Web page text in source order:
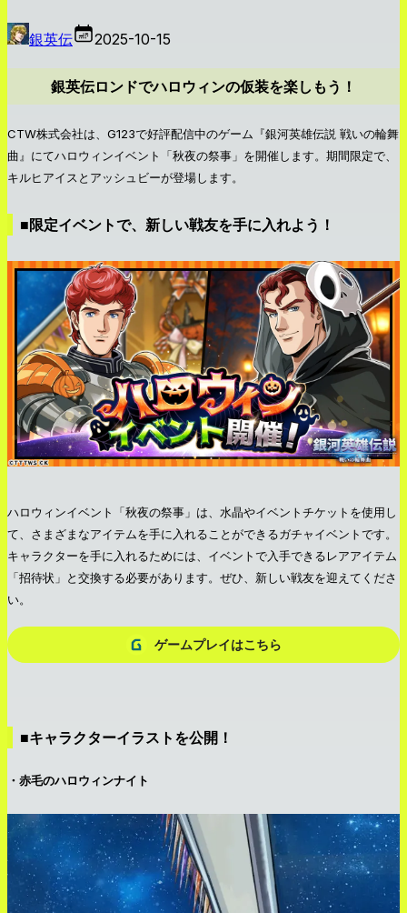
銀英伝 2025-10-15
銀英伝ロンドでハロウィンの仮装を楽しもう！
CTW株式会社は、G123で好評配信中のゲーム『銀河英雄伝説 戦いの輪舞
曲』にてハロウィンイベント「秋夜の祭事」を開催します。期間限定で、
キルヒアイスとアッシュビーが登場します。
■限定イベントで、新しい戦友を手に入れよう！
ハロウィンイベント「秋夜の祭事」は、水晶やイベントチケットを使用し
て、さまざまなアイテムを手に入れることができるガチャイベントです。
キャラクターを手に入れるためには、イベントで入手できるレアアイテム
「招待状」と交換する必要があります。ぜひ、新しい戦友を迎えてくださ
い。
ゲームプレイはこちら
■キャラクターイラストを公開！
・赤毛のハロウィンナイト